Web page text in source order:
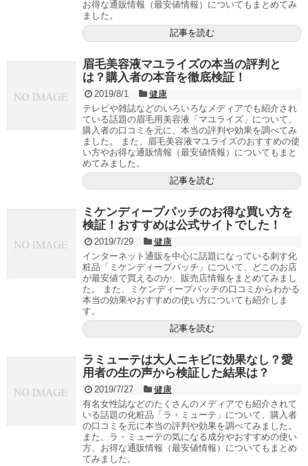
お得な通販情報（最安値情報）についてもまとめてみ
ました。
記事を読む
眉毛美容液マユライズの本当の評判と
は？購入者の本音を徹底検証！
2019/8/1
健康
テレビや雑誌などのいろいろなメディアでも紹介され
ている話題の眉毛用美容液「マユライズ」について、
購入者の口コミを元に、本当の評判や効果を調べてみ
ました。 また、眉毛美容液マユライズのおすすめの使
い方やお得な通販情報（最安値情報）についてもまと
めてみました。
記事を読む
ミケンディープパッチのお得な買い方を
検証！おすすめは公式サイトでした！
2019/7/29
健康
インターネット通販を中心に話題になっている刺す化
粧品「ミケンディープパッチ」について、どこのお店
が最安値で買えるのか、販売店情報をまとめてみまし
た。 また、ミケンディープパッチの口コミからわかる
本当の効果やおすすめの使い方についても紹介しま
す。
記事を読む
ラミューテは大人ニキビに効果なし？愛
用者の生の声から検証した結果は？
2019/7/27
健康
有名女性誌などのたくさんのメディアでも紹介されて
いる話題の化粧品「ラ・ミューテ」について、購入者
の口コミを元に本当の評判や効果を調べてみました。
また、ラ・ミューテの気になる成分やおすすめの使い
方、お得な通販情報（最安値情報）についてもまとめ
てみました。